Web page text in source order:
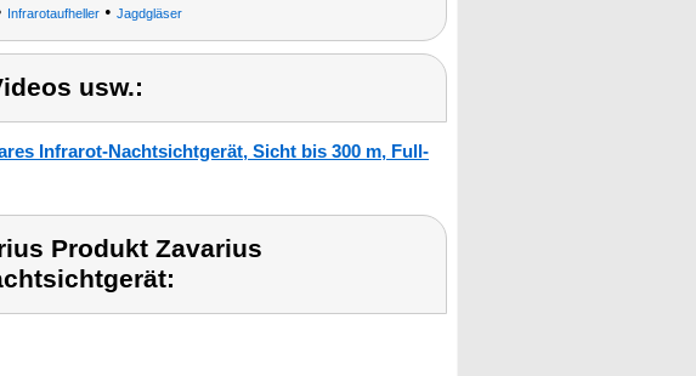
Infrarotaufheller• Jagdgläser
usw.:
Infrarot-Nachtsichtgerät, Sicht bis 300 m, Full-
Produkt Zavarius